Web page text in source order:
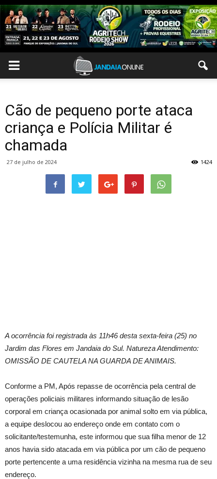
Cão de pequeno porte ataca
criança e Polícia Militar é
chamada
27 de julho de 2024 1424
A ocorrência foi registrada às 11h46 desta sexta-feira (25) no
Jardim das Flores em Jandaia do Sul. Natureza Atendimento:
OMISSÃO DE CAUTELA NA GUARDA DE ANIMAIS.
Conforme a PM, Após repasse de ocorrência pela central de
operações policiais militares informando situação de lesão
corporal em criança ocasionada por animal solto em via pública,
a equipe deslocou ao endereço onde em contato com o
solicitante/testemunha, este informou que sua filha menor de 12
anos havia sido atacada em via pública por um cão de pequeno
porte pertencente a uma residência vizinha na mesma rua de seu
endereço.